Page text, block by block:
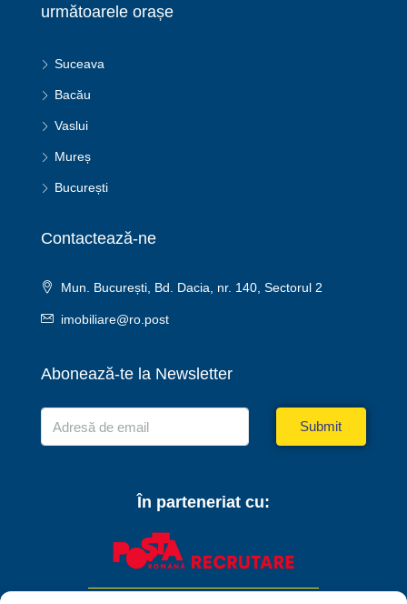
următoarele orașe
Suceava
Bacău
Vaslui
Mureș
București
Contactează-ne
Mun. București, Bd. Dacia, nr. 140, Sectorul 2
imobiliare@ro.post
Abonează-te la Newsletter
Submit
În parteneriat cu: